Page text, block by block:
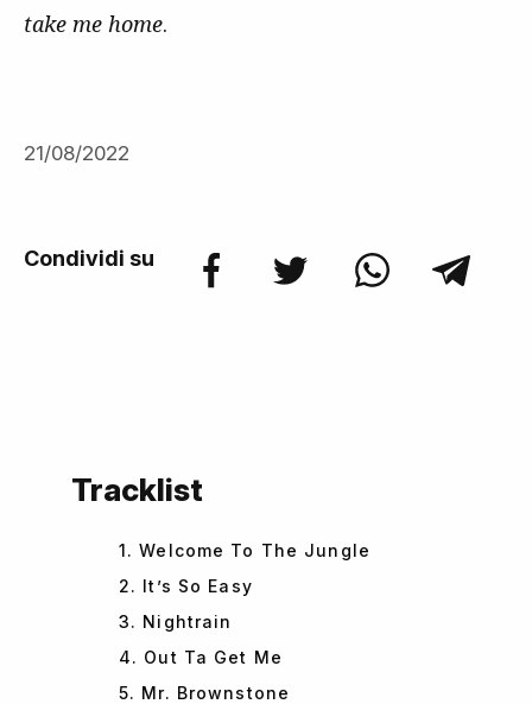
take me home.
21/08/2022
Condividi su
Tracklist
1. Welcome To The Jungle
2. It’s So Easy
3. Nightrain
4. Out Ta Get Me
5. Mr. Brownstone